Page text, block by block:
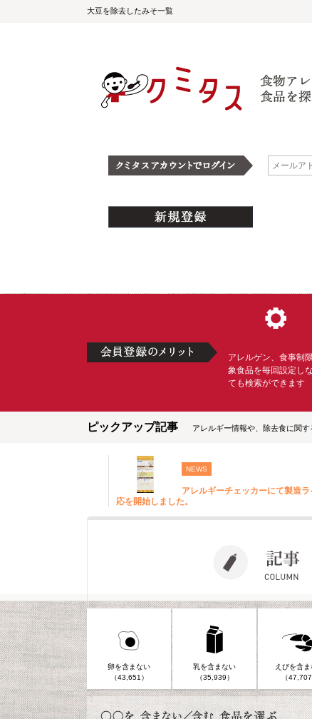
大豆を除去したみそ一覧
アレルゲン、食事制
象食品を毎回設定し
ても検索ができます
ピックアップ記事 アレルギー情報や、除去食に関す
NEWS
アレルギーチェッカーにて製造
応を開始しました。
卵を含まない
（43,651）
乳を含まない
（35,939）
えびを含
（47,707